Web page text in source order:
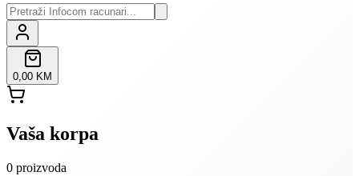
0,00 KM
Vaša korpa
0 proizvoda